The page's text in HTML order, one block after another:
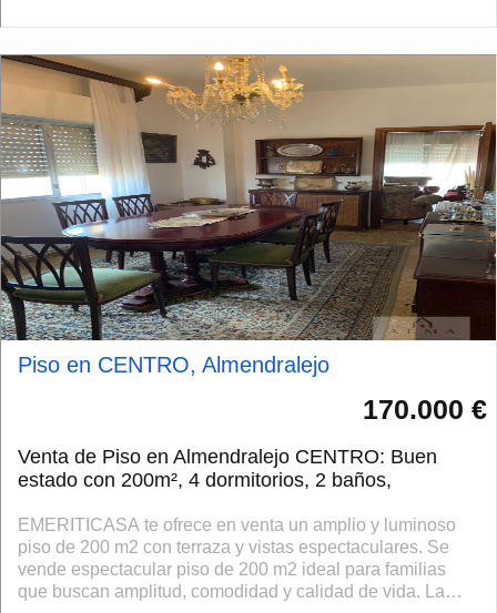
Piso en CENTRO, Almendralejo
170.000 €
Venta de Piso en Almendralejo CENTRO: Buen
estado con 200m², 4 dormitorios, 2 baños,
EMERITICASA te ofrece en venta un amplio y luminoso
piso de 200 m2 con terraza y vistas espectaculares. Se
vende espectacular piso de 200 m2 ideal para familias
que buscan amplitud, comodidad y calidad de vida. La